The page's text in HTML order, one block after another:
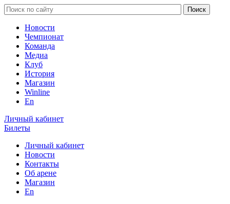
Новости
Чемпионат
Команда
Медиа
Клуб
История
Магазин
Winline
En
Личный кабинет
Билеты
Личный кабинет
Новости
Контакты
Об арене
Магазин
En